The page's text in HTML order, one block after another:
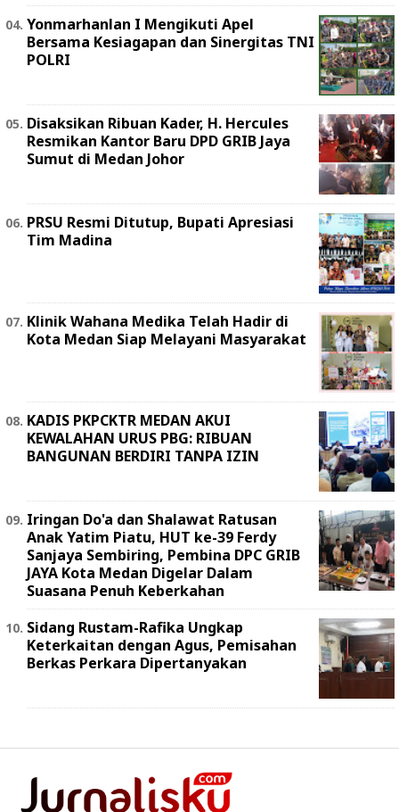
Yonmarhanlan I Mengikuti Apel
Bersama Kesiagapan dan Sinergitas TNI
POLRI
Disaksikan Ribuan Kader, H. Hercules
Resmikan Kantor Baru DPD GRIB Jaya
Sumut di Medan Johor
PRSU Resmi Ditutup, Bupati Apresiasi
Tim Madina
Klinik Wahana Medika Telah Hadir di
Kota Medan Siap Melayani Masyarakat
KADIS PKPCKTR MEDAN AKUI
KEWALAHAN URUS PBG: RIBUAN
BANGUNAN BERDIRI TANPA IZIN
Iringan Do'a dan Shalawat Ratusan
Anak Yatim Piatu, HUT ke-39 Ferdy
Sanjaya Sembiring, Pembina DPC GRIB
JAYA Kota Medan Digelar Dalam
Suasana Penuh Keberkahan
Sidang Rustam-Rafika Ungkap
Keterkaitan dengan Agus, Pemisahan
Berkas Perkara Dipertanyakan